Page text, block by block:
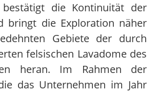
bestätigt die Kontinuität der
bringt die Exploration näher
Gebiete der durch
felsischen Lavadome des
heran. Im Rahmen der
das Unternehmen im Jahr